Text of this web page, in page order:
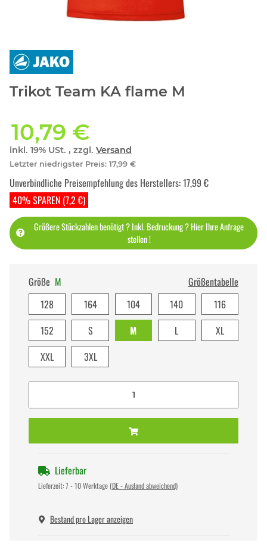
Trikot Team KA flame M
10,79 €
inkl. 19% USt. , zzgl. Versand
Letzter niedrigster Preis: 17,99 €
40% SPAREN (7,2 €)
Unverbindliche Preisempfehlung des Herstellers:17,99 €
Größere Stückzahlen benötigt ? Inkl. Bedruckung ? Hier Ihre Anfrage
stellen !
Größe M
Größentabelle
128
164 104 140
116
152
S M L
XL
XXL
3XL
Lieferbar
Lieferzeit:7 - 10 Werktage (DE - Ausland abweichend)
Bestand pro Lager anzeigen